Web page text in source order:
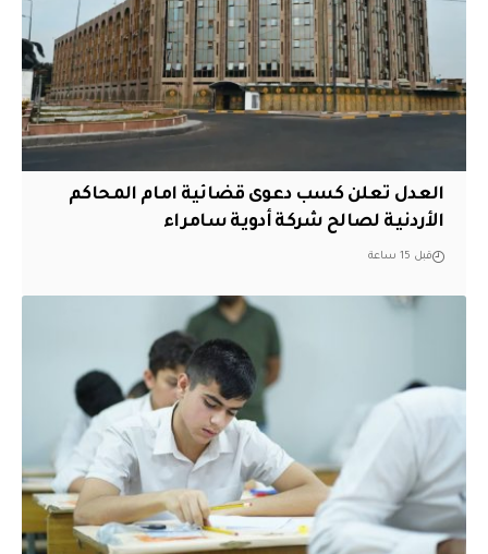
العدل تعلن كسب دعوى قضائية امام المحاكم
الأردنية لصالح شركة أدوية سامراء
قبل 15 ساعة